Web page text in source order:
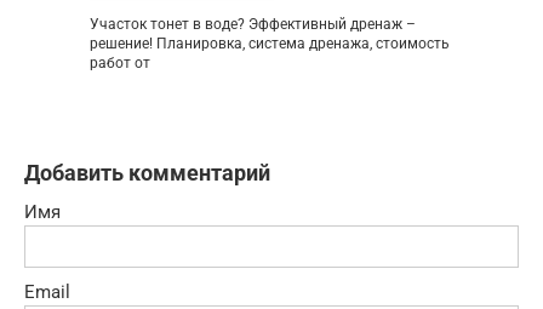
Участок тонет в воде? Эффективный дренаж –
решение! Планировка, система дренажа, стоимость
работ от
Добавить комментарий
Имя
Email